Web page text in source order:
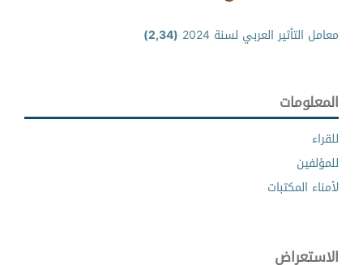
معامل التأثير العربي لسنة 2024 (2,34)
المعلومات
للقراء
للمؤلفين
لأمناء المكتبات
الاستعراض